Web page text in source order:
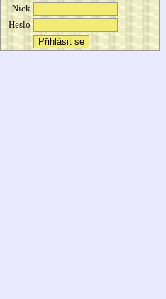
Nick
Heslo